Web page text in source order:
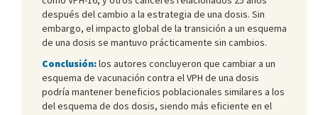
después del cambio a la estrategia de una dosis. Sin
embargo, el impacto global de la transición a un esquema
de una dosis se mantuvo prácticamente sin cambios.
Conclusión:los autores concluyeron que cambiar a un
esquema de vacunación contra el VPH de una dosis
podría mantener beneficios poblacionales similares a los
del esquema de dos dosis, siendo más eficiente en el